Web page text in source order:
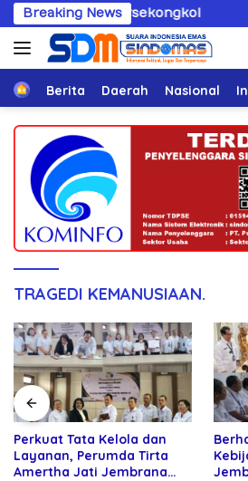
Langsung
ke
konten
Breaking News
Bersekongkol Dobrak
HomeBerita Daerah Nasional
TRAGEDI KEMANUSIAAN.
Perkuat Tata Kelola dan
Layanan, Perumda Tirta
Amertha Jati Jembrana